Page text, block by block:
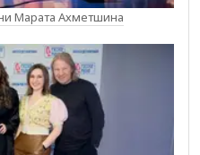
Марата Ахметшина